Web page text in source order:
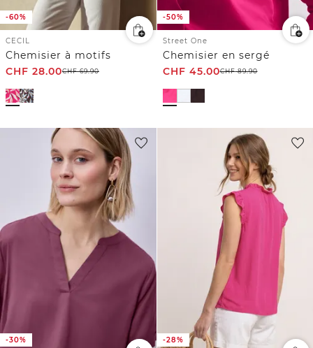
-60%
CECIL
Chemisier à motifs
CHF 28.00CHF69.90
-50%
Street One
Chemisier en sergé
CHF 45.00CHF89.90
-30% -28%